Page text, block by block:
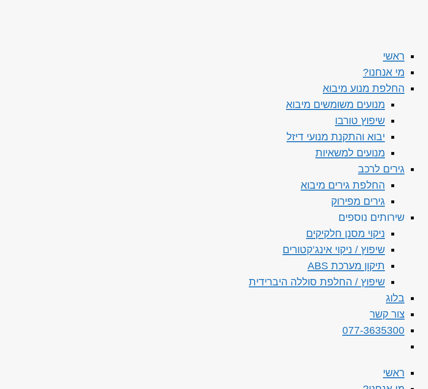
ראשי
מי אנחנו?
החלפת מנוע מיבוא
מנועים משומשים מיבוא
שיפוץ טורבו
יבוא והתקנת מנועי דיזל
מנועים למשאיות
גירים לרכב
החלפת גירים מיבוא
גירים מפירוק
שירותים נוספים
ניקוי מסנן חלקיקים
שיפוץ / ניקוי אינג’קטורים
תיקון מערכת ABS
שיפוץ / החלפת סוללה היברידית
בלוג
צור קשר
077-3635300
ראשי